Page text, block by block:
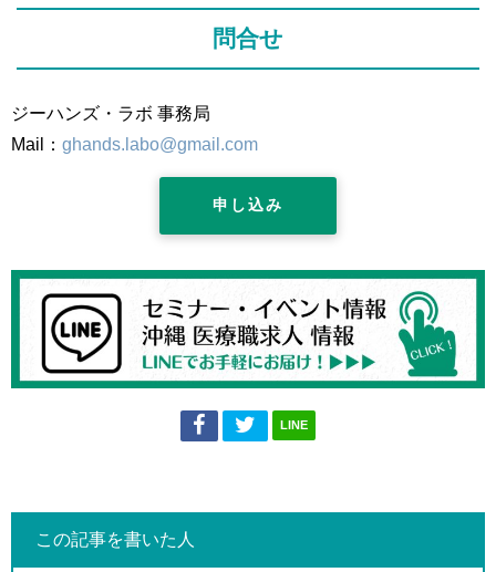
問合せ
ジーハンズ・ラボ 事務局
Mail： ghands.labo@gmail.com
申し込み
LINE
この記事を書いた人